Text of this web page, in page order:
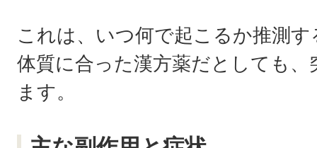
これは、いつ何で起こるか推測
体質に合った漢方薬だとしても
ます。